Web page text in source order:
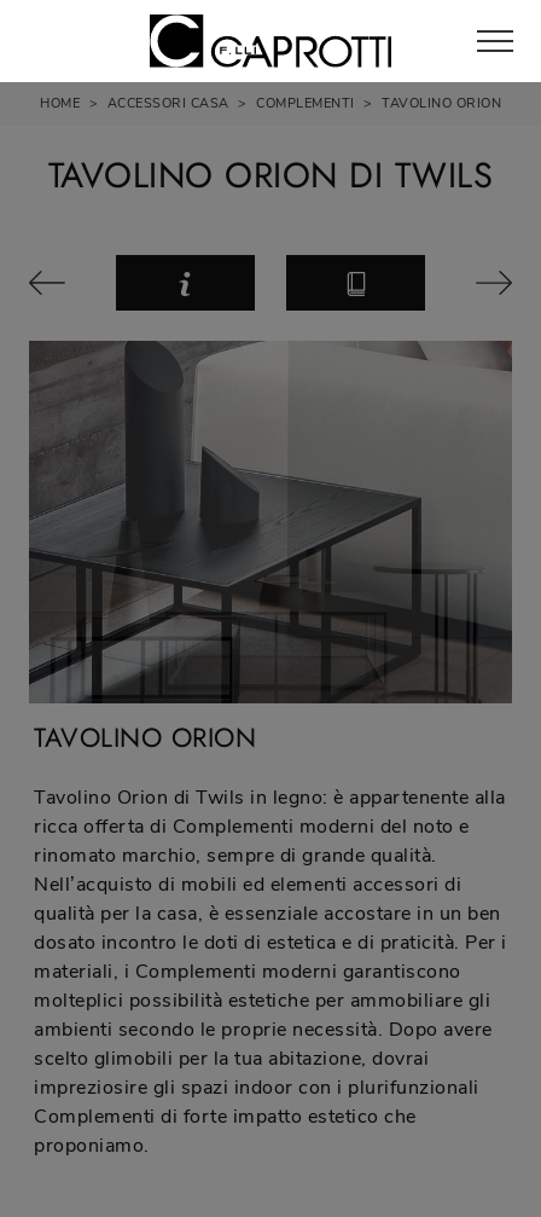
HOME > ACCESSORI CASA > COMPLEMENTI > TAVOLINO ORION
TAVOLINO ORION DI TWILS
TAVOLINO ORION
Tavolino Orion di Twils in legno: è appartenente alla
ricca offerta di Complementi moderni del noto e
rinomato marchio, sempre di grande qualità.
Nell’acquisto di mobili ed elementi accessori di
qualità per la casa, è essenziale accostare in un ben
dosato incontro le doti di estetica e di praticità. Per i
materiali, i Complementi moderni garantiscono
molteplici possibilità estetiche per ammobiliare gli
ambienti secondo le proprie necessità. Dopo avere
scelto glimobili per la tua abitazione, dovrai
impreziosire gli spazi indoor con i plurifunzionali
Complementi di forte impatto estetico che
proponiamo.